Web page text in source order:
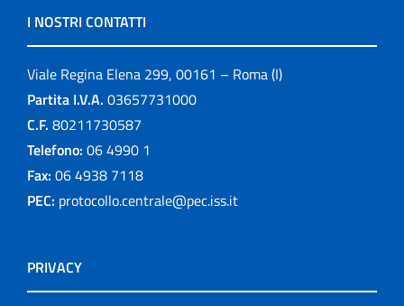
I NOSTRI CONTATTI
Viale Regina Elena 299, 00161 – Roma (I)
Partita I.V.A. 03657731000
C.F. 80211730587
Telefono: 06 4990 1
Fax: 06 4938 7118
PEC: protocollo.centrale@pec.iss.it
PRIVACY